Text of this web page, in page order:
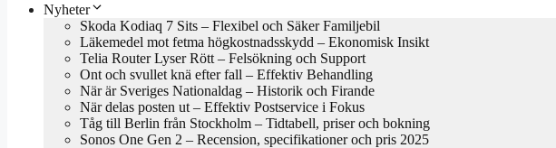
Nyheter
Skoda Kodiaq 7 Sits – Flexibel och Säker Familjebil
Läkemedel mot fetma högkostnadsskydd – Ekonomisk Insikt
Telia Router Lyser Rött – Felsökning och Support
Ont och svullet knä efter fall – Effektiv Behandling
När är Sveriges Nationaldag – Historik och Firande
När delas posten ut – Effektiv Postservice i Fokus
Tåg till Berlin från Stockholm – Tidtabell, priser och bokning
Sonos One Gen 2 – Recension, specifikationer och pris 2025